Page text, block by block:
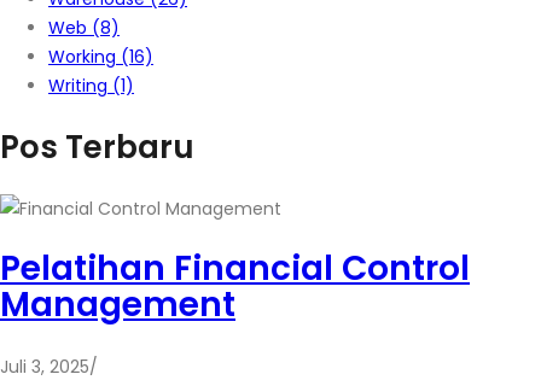
Web (8)
Working (16)
Writing (1)
Pos Terbaru
Pelatihan Financial Control
Management
Juli 3, 2025/